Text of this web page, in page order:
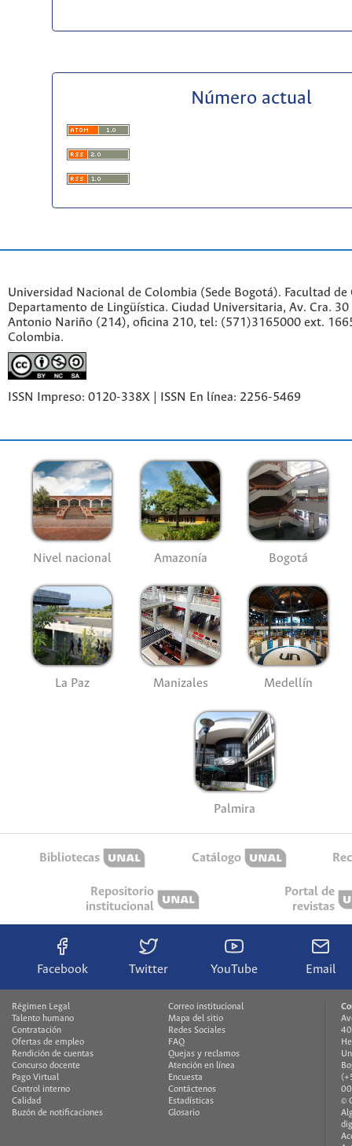
Número actual
Universidad Nacional de Colombia (Sede Bogotá). Facultad de
Departamento de Lingüística. Ciudad Universitaria, Av. Cra.
Antonio Nariño (214), oficina 210, tel: (571)3165000 ext.
Colombia.
ISSN Impreso: 0120-338X | ISSN En línea: 2256-5469
Nivel nacional Amazonía Bogotá
La Paz Manizales Medellín
Palmira
Bibliotecas Catálogo
Repositorio
institucional
Portal de
revistas
Facebook Twitter YouTube Email
Régimen Legal
Talento humano
Contratación
Ofertas de empleo
Rendición de cuentas
Concurso docente
Pago Virtual
Control interno
Calidad
Buzón de notificaciones
Correo institucional
Mapa del sitio
Redes Sociales
FAQ
Quejas y reclamos
Atención en línea
Encuesta
Contáctenos
Estadísticas
Glosario
©